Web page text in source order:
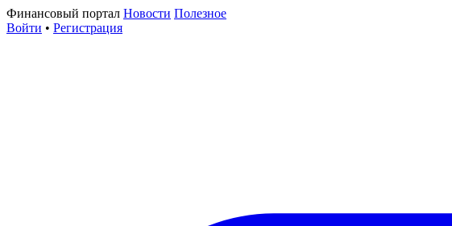
Финансовый портал Новости Полезное
Войти • Регистрация